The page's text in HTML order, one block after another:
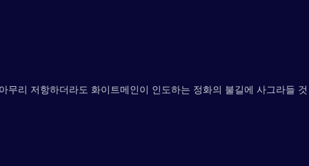
리 저항하더라도 화이트메인이 인도하는 정화의 불길에 사그라들 것